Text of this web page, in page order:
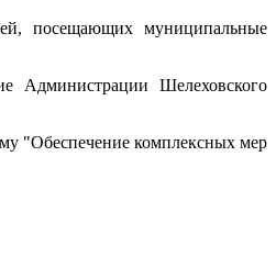
посещающих муниципальные
Администрации Шелеховского
"Обеспечение комплексных мер